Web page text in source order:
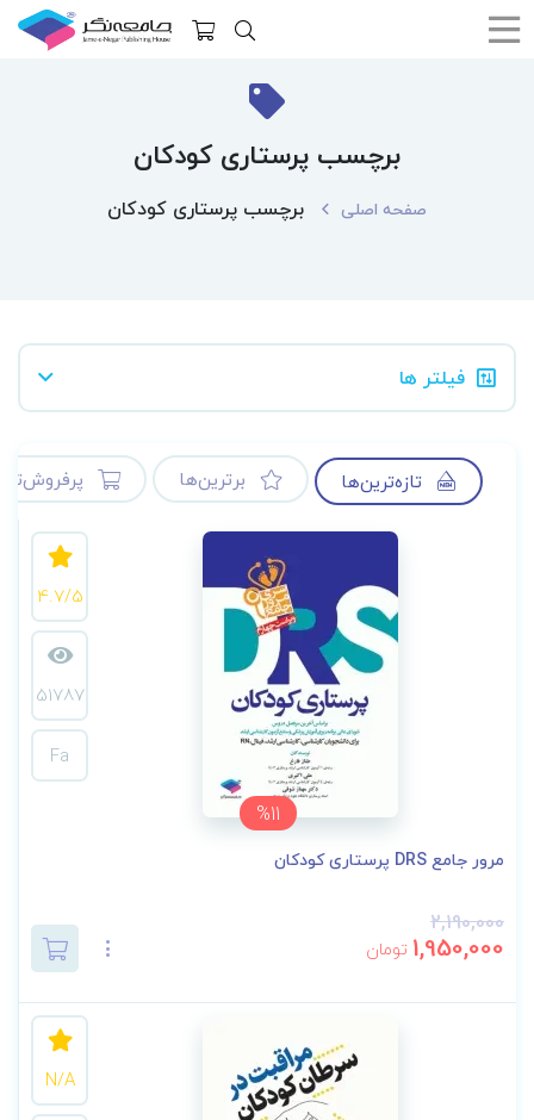
برچسب پرستاری کودکان
صفحه اصلی برچسب پرستاری کودکان
فیلتر ها
تازه‌ترین‌ها برترین‌ها
%11
4.7/5
51787
Fa
مرور جامع DRS پرستاری کودکان
2,190,000
1,950,000 تومان
N/A